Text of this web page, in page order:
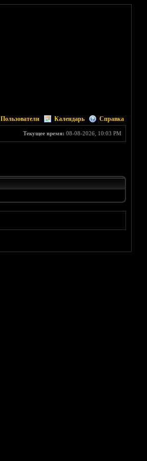
Пользователи Календарь Справка
Текущее время: 08-08-2026, 10:03 PM